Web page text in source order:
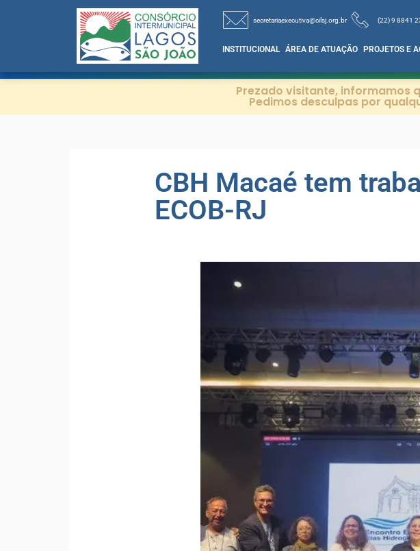
secretariaexecutiva@cilsj.org.br (22) 9 8841
INSTITUCIONAL ÁREA DE ATUAÇÃO PROJETOS E
Prezado visitante, informamos
Pedimos desculpas por
CBH Macaé tem
ECOB-RJ